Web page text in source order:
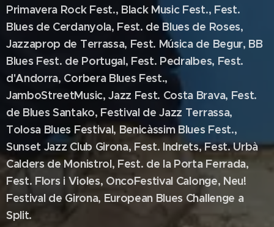
Primavera Rock Fest., Black Music Fest., Fest.
Blues de Cerdanyola, Fest. de Blues de Roses,
Jazzaprop de Terrassa, Fest. Música de Begur, BB
Blues Fest. de Portugal, Fest. Pedralbes, Fest.
d'Andorra, Corbera Blues Fest.,
JamboStreetMusic, Jazz Fest. Costa Brava, Fest.
de Blues Santako, Festival de Jazz Terrassa,
Tolosa Blues Festival, Benicàssim Blues Fest.,
Sunset Jazz Club Girona, Fest. Indrets,Fest. Urbà
Calders de Monistrol, Fest. de la Porta Ferrada,
Fest. Flors i Violes, OncoFestival Calonge, Neu!
Festival de Girona, European Blues Challenge a
Split.